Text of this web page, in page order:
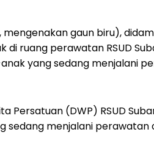
gaun biru),
ruang perawatan RSUD
yang sedang menjalani
(DWP) RSUD
sedang menjalani perawatan